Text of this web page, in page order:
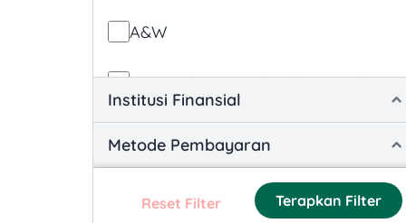
A&W
AB Steak & ABar by Akira Back
ABC Cooking Studio
Institusi Finansial
Metode Pembayaran
Reset Filter Terapkan Filter